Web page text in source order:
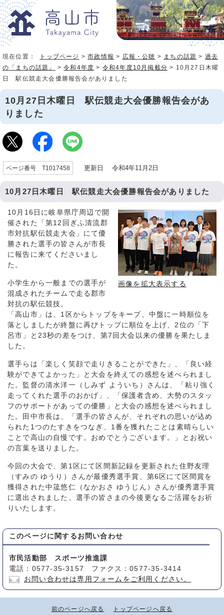
現在位置： トップページ >市政情報 > 広報・公聴 > まちの話題 > 過去
の「まちの話題」
>令和4年度 > 令和4年度10月掲載分 > 10月27日木曜
日 駅伝競走大会優勝報告会がありました
10月27日木曜日 駅伝競走大会優勝報告会があ
りました
ページ番号 T1017458 更新日 令和4年11月2日
10月27日木曜日 駅伝競走大会優勝報告会がありました
画像を拡大表示する
10月16日に岐阜県庁周辺で開
催された「第12回ぎふ清流郡
市対抗駅伝競走大会」にて優
勝された選手の皆さんが市長
に報告に来てくださいまし
た。
小学生から一般までの選手が
混成されたチームで走る郡市
対抗の駅伝競技。
「高山市」は、1区からトップをキープ、中盤に一時順位を
落としましたが終盤に再びトップに順位を上げ、2位の「下
呂市」と23秒の差をつけ、第7回大会以来の優勝を果たしま
した。
選手らは「楽しく笑顔で走りきることができた」、「良い経
験ができてよかった」と大会を終えての感想を述べられまし
た。監督の清水洋一（しみず よういち）さんは、「粘り強く
走ってくれた選手のおかげ」、「保護者含め、大勢のスタッ
フのサポートがあっての優勝」と大会の感想を述べられまし
た。田中市長は、「選手の皆さんが、それぞれの思いが込め
られた1つのたすきをつなぎ、1番を獲れたことは素晴らしい
ことで高山の自慢です。おめでとうございます。」とお祝い
の言葉を送りました。
今回の大会で、第1区にて区間新記録を更新された住野友理
（すみの ゆうり）さんが最優秀選手賞、第6区にて区間賞を
獲得された中筬悠仁（なかおさ ゆうじん）さんが優秀選手賞
に選出されました。選手の皆さまの今後更なるご活躍をお祈
りいたします。
このページに関する お問い合わせ
市民活動部 スポーツ推進課
電話：0577-35-3157 ファクス：0577-35-3414
お問い合わせは専用フォームをご利用ください。
前のページへ戻る トップページへ戻る